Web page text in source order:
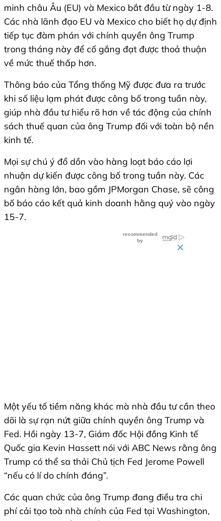
minh châu Âu (EU) và Mexico bắt đầu từ ngày 1-8.
Các nhà lãnh đạo EU và Mexico cho biết họ dự định
tiếp tục đàm phán với chính quyền ông Trump
trong tháng này để cố gắng đạt được thoả thuận
về mức thuế thấp hơn.
Thông báo của Tổng thống Mỹ được đưa ra trước
khi số liệu lạm phát được công bố trong tuần này,
giúp nhà đầu tư hiểu rõ hơn về tác động của chính
sách thuế quan của ông Trump đối với toàn bộ nền
kinh tế.
Mọi sự chú ý đổ dồn vào hàng loạt báo cáo lợi
nhuận dự kiến được công bố trong tuần này. Các
ngân hàng lớn, bao gồm JPMorgan Chase, sẽ công
bố báo cáo kết quả kinh doanh hằng quý vào ngày
15-7.
Một yếu tố tiềm năng khác mà nhà đầu tư cần theo
dõi là sự rạn nứt giữa chính quyền ông Trump và
Fed. Hồi ngày 13-7, Giám đốc Hội đồng Kinh tế
Quốc gia Kevin Hassett nói với ABC News rằng ông
Trump có thể sa thải Chủ tịch Fed Jerome Powell
“nếu có lí do chính đáng”.
Các quan chức của ông Trump đang điều tra chi
phí cải tạo toà nhà chính của Fed tại Washington,